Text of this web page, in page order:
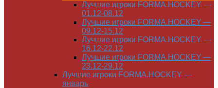
Лучшие игроки FORMA.HOCKEY —
01.12-08.12
Лучшие игроки FORMA.HOCKEY —
09.12-15.12
Лучшие игроки FORMA.HOCKEY —
16.12-22.12
Лучшие игроки FORMA.HOCKEY —
23.12-29.12
Лучшие игроки FORMA.HOCKEY —
январь